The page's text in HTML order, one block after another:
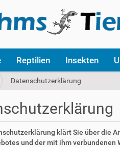
Reptilien Insekten
Datenschutzerklärung
klärt Sie über die
und der mit ihm verbundenen